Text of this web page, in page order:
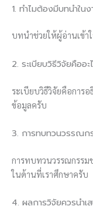
1. ทำไมต้องมีบทนำใน
บทนำช่วยให้ผู้อ่านเข้า
2. ระเบียบวิธีวิจัยคืออะ
ระเบียบวิธีวิจัยคือการ
ข้อมูลครับ
3. การทบทวนวรรณก
การทบทวนวรรณกรรม
ในด้านที่เราศึกษาครับ
4. ผลการวิจัยควรนำเ